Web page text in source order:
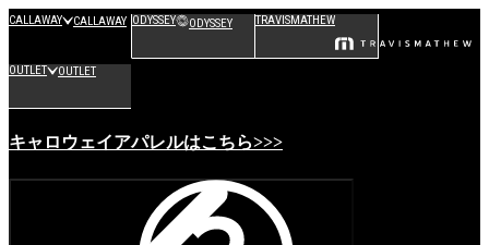
CALLAWAY CALLAWAY ODYSSEY ODYSSEY TRAVISMATHEW
OUTLET OUTLET
キャロウェイアパレルはこちら>>>